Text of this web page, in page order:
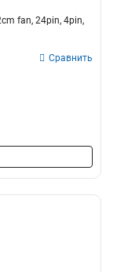
fan, 24pin, 4pin,
Сравнить